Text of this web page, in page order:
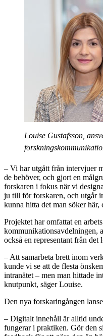
Louise Gustafsson,
– Vi har utgått från intervjuer
de behöver, och gjort en
forskaren i fokus när vi
ju till för forskaren, och utgår
kunna hitta det man söker
Projektet har omfattat en
kommunikationsavdelningen,
också en representant från det
– Att samarbeta brett inom
kunde vi se att de flesta
intranätet – men man hittade
knutpunkt, säger Louise.
Den nya forskaringången
– Digitalt innehåll är alltid
fungerar i praktiken. Gör den